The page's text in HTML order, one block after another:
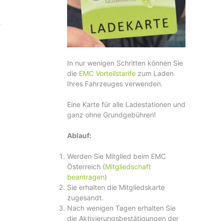
In nur wenigen Schritten können Sie
die EMC Vorteilstarife zum Laden
Ihres Fahrzeuges verwenden.
Eine Karte für alle Ladestationen und
ganz ohne Grundgebühren!
Ablauf:
Werden Sie Mitglied beim EMC
Österreich (Mitgliedschaft
beantragen)
Sie erhalten die Mitgliedskarte
zugesandt.
Nach wenigen Tagen erhalten Sie
die Aktivierungsbestätigungen der